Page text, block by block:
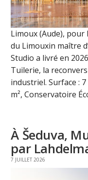
Limoux (Aude), pour
du Limouxin maître
Studio a livré en
Tuilerie, la
industriel. Surface :
m², Conservatoire
À Šeduva,
par
7 JUILLET 2026